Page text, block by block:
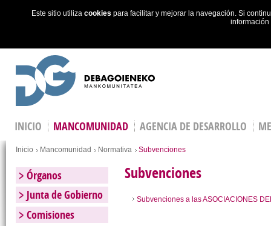
Este sitio utiliza cookies para facilitar y mejorar la navegación. Si
INICIO MANCOMUNIDAD AGENCIA DE DESARROLLO
You are here
Inicio Mancomunidad Normativa Subvenciones
Subvenciones
Subvenciones a las ASOCIACIONES
Órganos
Junta de Gobierno
Comisiones